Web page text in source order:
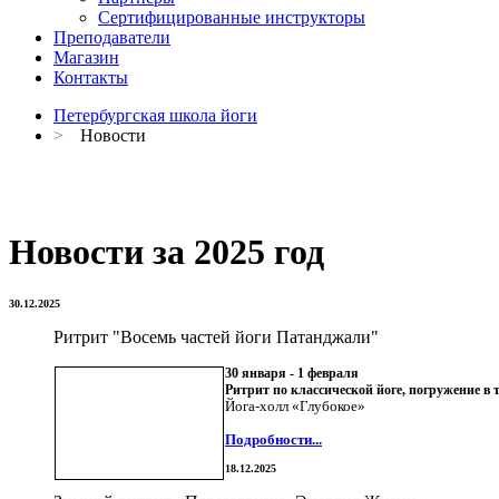
Сертифицированные инструкторы
Преподаватели
Магазин
Контакты
Петербургская школа йоги
>
Новости
Новости за 2025 год
30.12.2025
Ритрит "Восемь частей йоги Патанджали"
30 января - 1 февраля
Ритрит по классической йоге, погружение в
Йога-холл «Глубокое»
Подробности...
18.12.2025